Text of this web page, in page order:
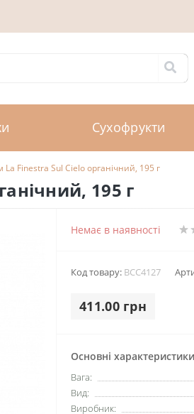
Сухофрукти
La Finestra Sul Cielo органічний, 195 г
195 г
Немає в наявності
Код товару: BCC4127
411.00 грн
Основні характеристики
Вага:
Вид:
Виробник: